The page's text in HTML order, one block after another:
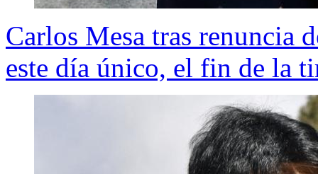
Carlos Mesa tras renuncia
este día único, el fin de la